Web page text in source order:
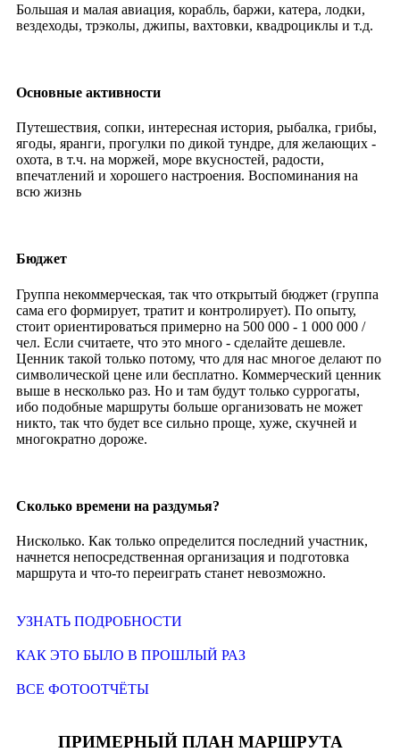
Большая и малая авиация, корабль, баржи, катера, лодки,
вездеходы, трэколы, джипы, вахтовки, квадроциклы и т.д.
Основные активности
Путешествия, сопки, интересная история, рыбалка, грибы,
ягоды, яранги, прогулки по дикой тундре, для желающих -
охота, в т.ч. на моржей, море вкусностей, радости,
впечатлений и хорошего настроения. Воспоминания на
всю жизнь
Бюджет
Группа некоммерческая, так что открытый бюджет (группа
сама его формирует, тратит и контролирует). По опыту,
стоит ориентироваться примерно на 500 000 - 1 000 000 /
чел. Если считаете, что это много - сделайте дешевле.
Ценник такой только потому, что для нас многое делают по
символической цене или бесплатно. Коммерческий ценник
выше в несколько раз. Но и там будут только суррогаты,
ибо подобные маршруты больше организовать не может
никто, так что будет все сильно проще, хуже, скучней и
многократно дороже.
Сколько времени на раздумья?
Нисколько. Как только определится последний участник,
начнется непосредственная организация и подготовка
маршрута и что-то переиграть станет невозможно.
УЗНАТЬ ПОДРОБНОСТИ
КАК ЭТО БЫЛО В ПРОШЛЫЙ РАЗ
ВСЕ ФОТООТЧЁТЫ
ПРИМЕРНЫЙ ПЛАН МАРШРУТА